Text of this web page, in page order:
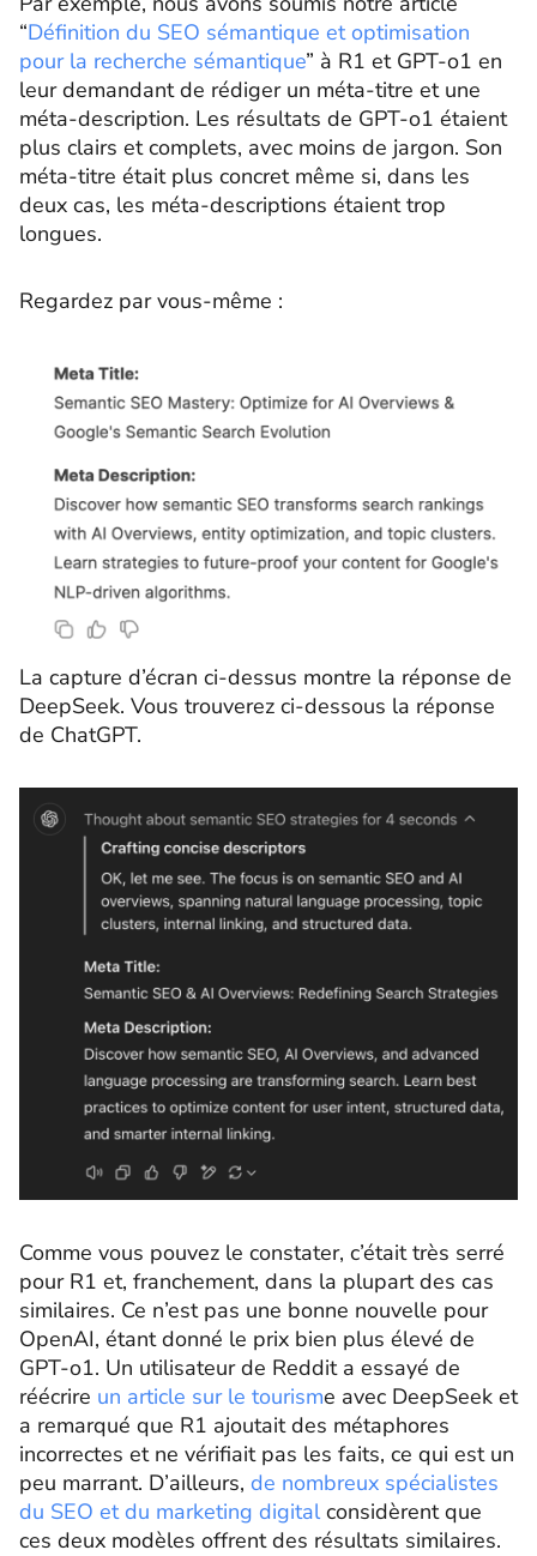
“Définition du SEO sémantique et optimisation
pour la recherche sémantique” à R1 et GPT-o1 en
leur demandant de rédiger un méta-titre et une
méta-description. Les résultats de GPT-o1 étaient
plus clairs et complets, avec moins de jargon. Son
méta-titre était plus concret même si, dans les
deux cas, les méta-descriptions étaient trop
longues.
Regardez par vous-même :
La capture d’écran ci-dessus montre la réponse de
DeepSeek. Vous trouverez ci-dessous la réponse
de ChatGPT.
Comme vous pouvez le constater, c’était très serré
pour R1 et, franchement, dans la plupart des cas
similaires. Ce n’est pas une bonne nouvelle pour
OpenAI, étant donné le prix bien plus élevé de
GPT-o1. Un utilisateur de Reddit a essayé de
réécrire un article sur le tourisme avec DeepSeek et
a remarqué que R1 ajoutait des métaphores
incorrectes et ne vérifiait pas les faits, ce qui est un
peu marrant. D’ailleurs, de nombreux spécialistes
du SEO et du marketing digitalconsidèrent que
ces deux modèles offrent des résultats similaires.